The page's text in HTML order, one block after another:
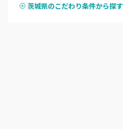
ハンドスカルプ
茨城県のこだわり条件から探す